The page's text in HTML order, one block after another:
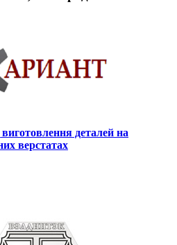
деталей на
верстатах